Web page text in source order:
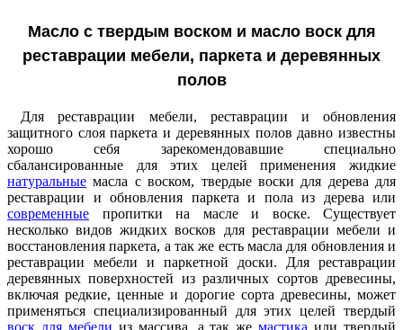
Масло с твердым воском и масло воск для
реставрации мебели, паркета и деревянных
полов
Для реставрации мебели, реставрации и обновления
защитного слоя паркета и деревянных полов давно известны
хорошо себя зарекомендовавшие специально
сбалансированные для этих целей применения жидкие
натуральные масла с воском, твердые воски для дерева для
реставрации и обновления паркета и пола из дерева или
современные пропитки на масле и воске. Существует
несколько видов жидких восков для реставрации мебели и
восстановления паркета, а так же есть масла для обновления и
реставрации мебели и паркетной доски. Для реставрации
деревянных поверхностей из различных сортов древесины,
включая редкие, ценные и дорогие сорта древесины, может
применяться специализированный для этих целей твердый
воск для мебели из массива, а так жемастика или твердый